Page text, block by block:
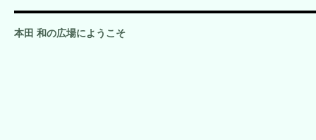
本田 和の広場にようこそ